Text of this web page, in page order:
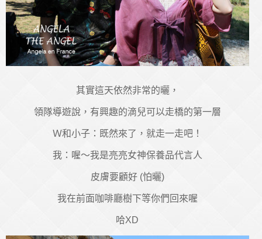
其實這天依然非常的曬，
領隊導遊說，有興趣的滴兒可以走橋的第一層
Ｗ和小子：既然來了，就走一走吧！
我：喔～我是亮亮女神保養品代言人
皮膚要顧好 (怕曬)
我在前面咖啡廳樹下等你們回來喔
哈XD